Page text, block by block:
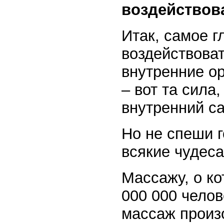
Итак, самое
внутренние
– вот та
внутренний
Но не спеши
всякие
Массажу, о
000 000
массаж